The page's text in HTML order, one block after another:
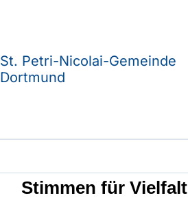
St. Petri-Nicolai-Gemeinde
Dortmund
Stimmen für Vielfalt